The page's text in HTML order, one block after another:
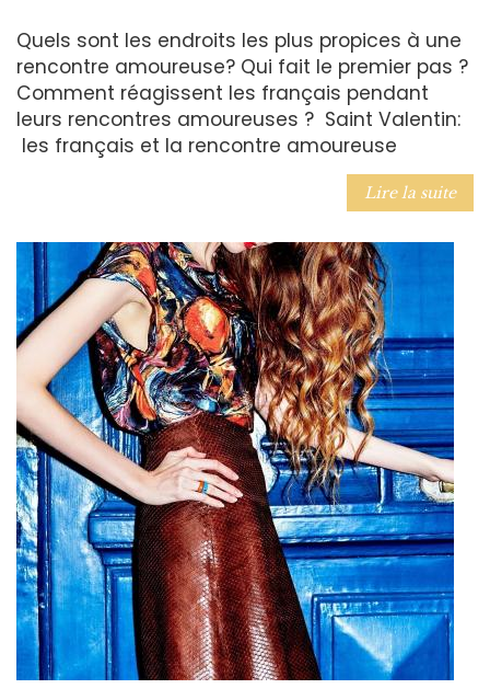
Quels sont les endroits les plus propices à une
rencontre amoureuse? Qui fait le premier pas ?
Comment réagissent les français pendant
leurs rencontres amoureuses ? Saint Valentin:
les français et la rencontre amoureuse
Lire la suite